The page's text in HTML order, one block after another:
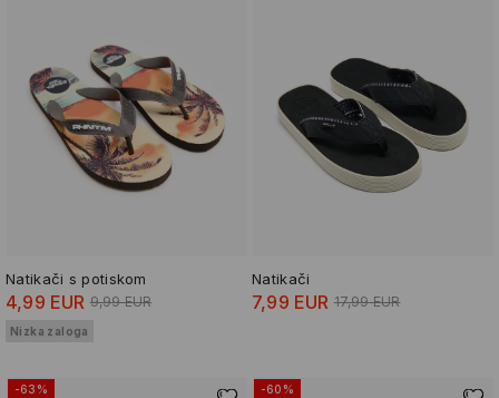
Natikači s potiskom
4,99 EUR 9,99 EUR
Nizka zaloga
Natikači
7,99 EUR 17,99 EUR
-63% -60%